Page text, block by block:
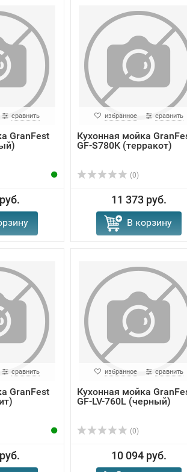
сравнить
GranFest
избранное сравнить
Кухонная мойка
GF-S780K (терракот)
(0)
11 373 руб.
В корзину
сравнить
GranFest
избранное сравнить
Кухонная мойка
GF-LV-760L (черный)
(0)
10 094 руб.